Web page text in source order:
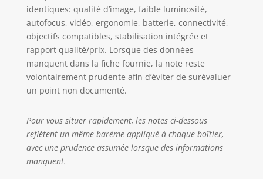
identiques: qualité d’image, faible luminosité,
autofocus, vidéo, ergonomie, batterie, connectivité,
objectifs compatibles, stabilisation intégrée et
rapport qualité/prix. Lorsque des données
manquent dans la fiche fournie, la note reste
volontairement prudente afin d’éviter de surévaluer
un point non documenté.
Pour vous situer rapidement, les notes ci-dessous
reflètent un même barème appliqué à chaque boîtier,
avec une prudence assumée lorsque des informations
manquent.